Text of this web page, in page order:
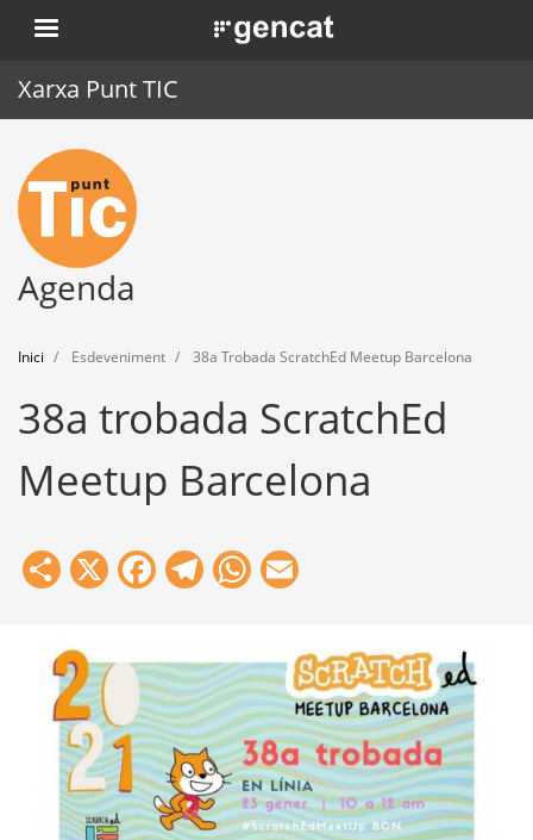
Vés
al
. Obre en una nova finestra.
Xarxa Punt TIC
Inici
Punt TIC
Actualitat
Eines
Agenda
Inici Esdeveniment 38a Trobada ScratchEd Meetup Barcelona
38a trobada ScratchEd
Meetup Barcelona
Share
X Facebook
Telegram
WhatsApp